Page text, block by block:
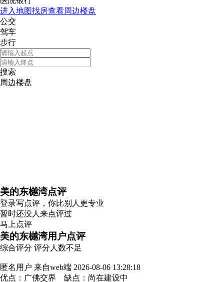
进入地图找房查看周边楼盘
公交
驾车
步行
搜索
周边楼盘
美的东樾湾点评
登录写点评，你比别人更专业
暂时还没人来点评过
马上点评
美的东樾湾用户点评
综合评分 评分人数不足
匿名用户 来自web端 2026-08-06 13:28:18
优点：广佛交界 缺点：尚在建设中